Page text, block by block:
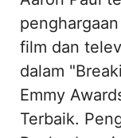
film dan
dalam
Emmy
Terbaik.